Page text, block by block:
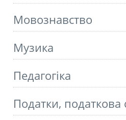
Мовознавство
Музика
Педагогіка
Податки, податкова